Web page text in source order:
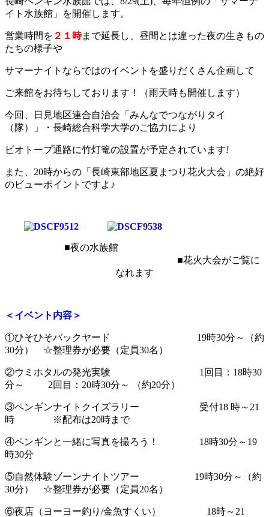
イト水族館」を開催します。
営業時間を ２１時まで延長し、昼間とは違った夜の生きもの
たちの様子や
サマーナイトならではのイベントを盛りだくさん企画して
ご来館をお待ちしております！（雨天時も開催します）
今回、日見地区連合自治会「みんなでつながりタイ
（隊）」・長崎総合科学大学のご協力により
ビオトープ通路に竹灯篭の設置が予定されています!
また、20時からの「長崎東部地区夏まつり花火大会」の絶好
のビューポイントですよ♪
■夜の水族館
■花火大会がご覧に
なれます
＜イベント内容＞
①ひそひそバックヤード 19時30分～（約
30分） ☆整理券が必要（定員30名）
②ウミホタルの発光実験 1回目：18時30
分～ 2回目：20時30分～ （約20分）
③ペンギンナイトクイズラリー 受付18 時～21
時 ※配布は20時まで
④ペンギンと一緒に写真を撮ろう！ 18時30分～19
時30分
⑤自然体験ゾーンナイトツアー 19時30分～（約
30分） ☆整理券が必要（定員20名）
⑥夜店（ヨーヨー釣り/金魚すくい） 18時～21